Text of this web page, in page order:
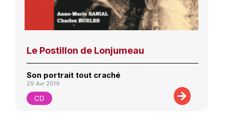
Le Postillon de Lonjumeau
Son portrait tout craché
29 Avr 2019
CD